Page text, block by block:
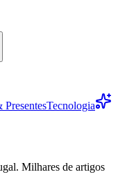
PresentesTecnologia
Milhares de artigos